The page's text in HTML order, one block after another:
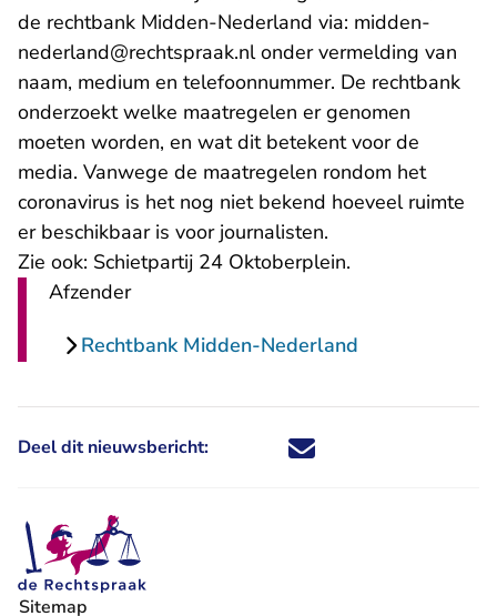
de rechtbank Midden-Nederland via: midden-
nederland@rechtspraak.nl- U verlaat Rechtspraak.nl
onder vermelding van
naam, medium en telefoonnummer. De rechtbank
onderzoekt welke maatregelen er genomen
moeten worden, en wat dit betekent voor de
media. Vanwege de maatregelen rondom het
coronavirus is het nog niet bekend hoeveel ruimte
er beschikbaar is voor journalisten.
Zie ook: Schietpartij 24 Oktoberplein.
Afzender
Rechtbank Midden-Nederland
Deel dit nieuwsbericht: Deel dit nieuwsbericht via X -
Deel dit nieuwsbericht via
Deel dit nieuwsbericht
Deel dit
Sitemap